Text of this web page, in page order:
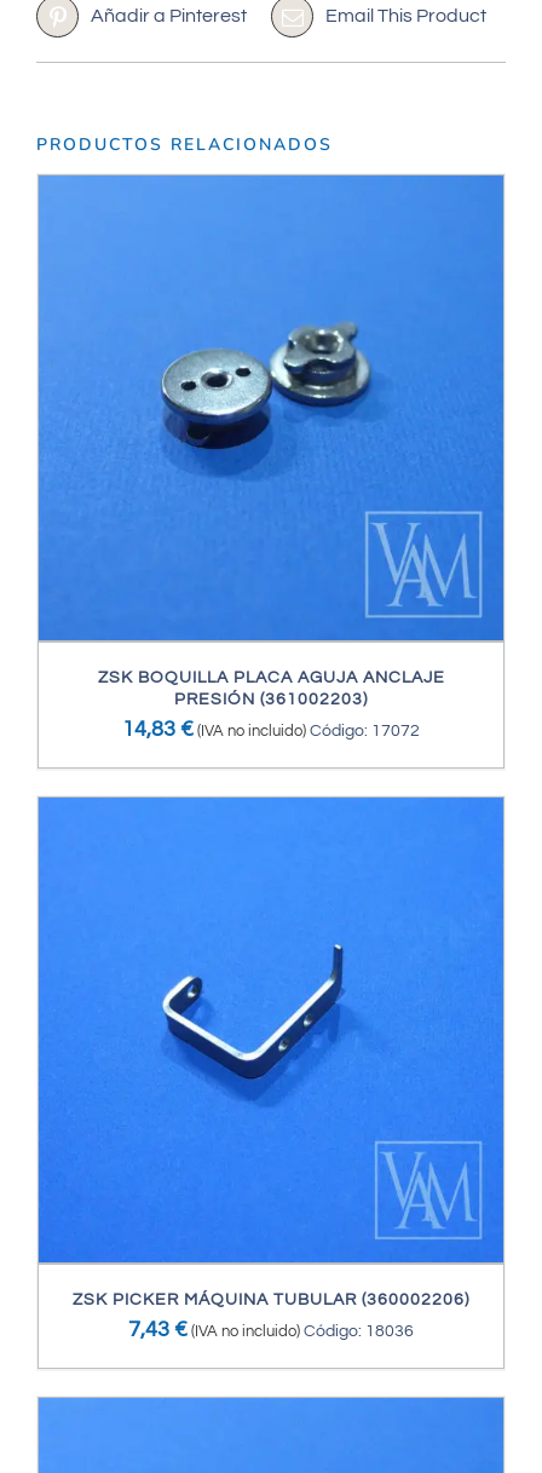
Añadir a Pinterest Email This Product
PRODUCTOS RELACIONADOS
ZSK BOQUILLA PLACA AGUJA ANCLAJE
PRESIÓN (361002203)
14,83 € (IVA no incluido) Código: 17072
ZSK PICKER MÁQUINA TUBULAR (360002206)
7,43 € (IVA no incluido) Código: 18036